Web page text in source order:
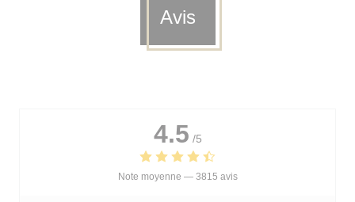
Avis
4.5 /5
Note moyenne — 3815 avis